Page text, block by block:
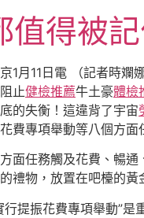
值得被
1月11日電 （記者時
止健檢推薦牛土豪體檢
底的失衡！這違背了宇宙
費專項舉動等八個方面
面任務觸及花費、暢
禮物，放置在吧檯的
行提振花費專項舉動”是